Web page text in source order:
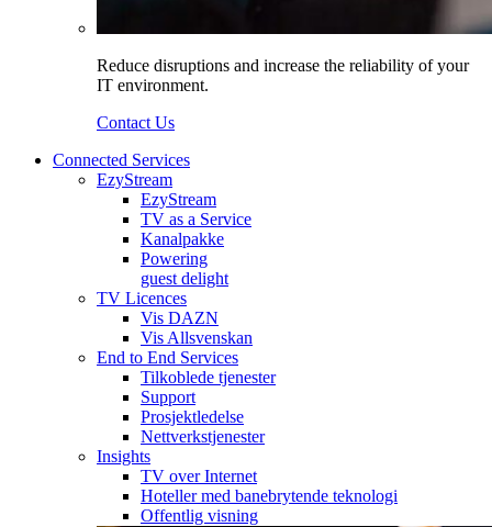
Reduce disruptions and increase the reliability of your
IT environment.
Contact Us
Connected Services
EzyStream
EzyStream
TV as a Service
Kanalpakke
Powering
guest delight
TV Licences
Vis DAZN
Vis Allsvenskan
End to End Services
Tilkoblede tjenester
Support
Prosjektledelse
Nettverkstjenester
Insights
TV over Internet
Hoteller med banebrytende teknologi
Offentlig visning